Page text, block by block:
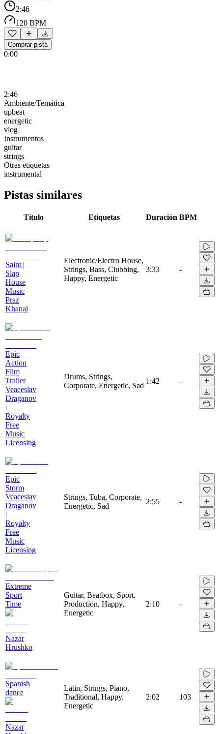
2:46
120 BPM
Comprar pista
0:00
2:46
Ambiente/Temática
upbeat
energetic
vlog
Instrumentos
guitar
strings
Otras etiquetas
instrumental
Pistas similares
Título Etiquetas Duración BPM
Saint |
Slap
House
Music
Praz
Khanal
Electronic/Electro House,
Strings, Bass, Clubbing,
Happy, Energetic
3:33 -
Epic
Action
Film
Trailer
Veaceslav
Draganov
|
Royalty
Free
Music
Licensing
Drums, Strings,
Corporate, Energetic, Sad
1:42 -
Epic
Storm
Veaceslav
Draganov
|
Royalty
Free
Music
Licensing
Strings, Tuba, Corporate,
Energetic, Sad
2:55 -
Extreme
Sport
Time
Nazar
Hrushko
Guitar, Beatbox, Sport,
Production, Happy,
Energetic
2:10 -
Spanish
dance
Nazar
Latin, Strings, Piano,
Traditional, Happy,
Energetic
2:02 103